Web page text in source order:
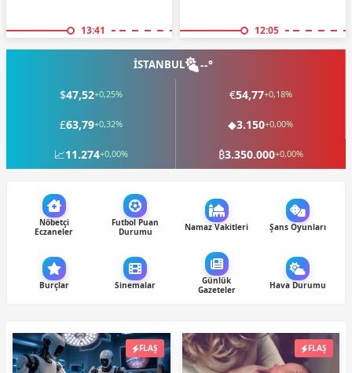
13:41 12:05
İSTANBUL
--°
$47,52+0,25% €54,77+0,18%
£63,79+0,32% ◆3.150+0,00%
📈11.274+0,00% ₿3.350.000+0,00%
Nöbetçi
Eczaneler
Futbol Puan
Durumu
Namaz Vakitleri Şans Oyunları
Burçlar Sinemalar
Günlük
Gazeteler
Hava Durumu
FLAŞ FLAŞ